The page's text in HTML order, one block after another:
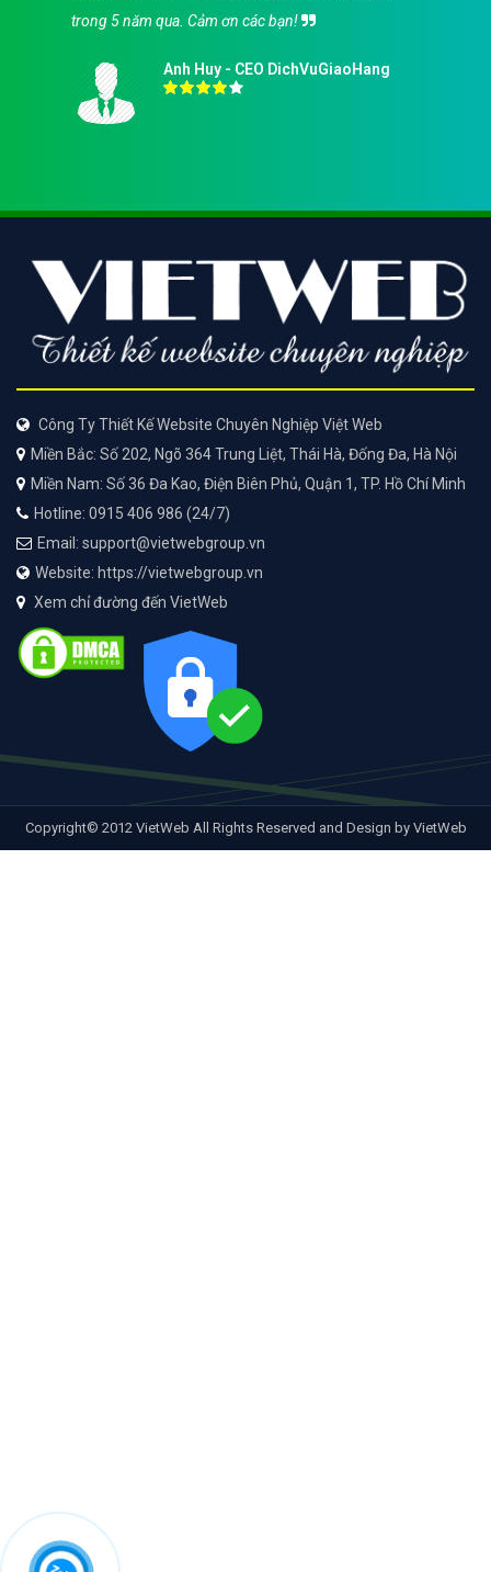
trong 5 năm qua. Cảm ơn các bạn!
Anh Huy - CEO DichVuGiaoHang
Công Ty Thiết Kế Website Chuyên Nghiệp Việt Web
Miền Bắc: Số 202, Ngõ 364 Trung Liệt, Thái Hà, Đống Đa, Hà Nội
Miền Nam: Số 36 Đa Kao, Điện Biên Phủ, Quận 1, TP. Hồ Chí Minh
Hotline: 0915 406 986 (24/7)
Email: support@vietwebgroup.vn
Website: https://vietwebgroup.vn
Xem chỉ đường đến VietWeb
Copyright© 2012 VietWeb All Rights Reserved and Design by VietWeb